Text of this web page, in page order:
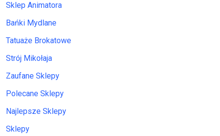
Sklep Animatora
Bańki Mydlane
Tatuaże Brokatowe
Strój Mikołaja
Zaufane Sklepy
Polecane Sklepy
Najlepsze Sklepy
Sklepy